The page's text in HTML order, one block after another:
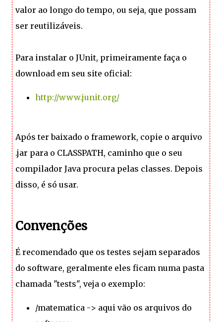
valor ao longo do tempo, ou seja, que possam
ser reutilizáveis.
Para instalar o JUnit, primeiramente faça o
download em seu site oficial:
http://www.junit.org/
Após ter baixado o framework, copie o arquivo
.jar para o CLASSPATH, caminho que o seu
compilador Java procura pelas classes. Depois
disso, é só usar.
Convenções
É recomendado que os testes sejam separados
do software, geralmente eles ficam numa pasta
chamada "tests", veja o exemplo:
/matematica -> aqui vão os arquivos do